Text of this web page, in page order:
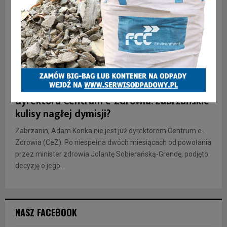
INFORMACJE
Adam Konka odwołany ze stanowiska
dyrektora Centrum e-Zdrowia. Zabrzańskie
kulisy nagłej dymisji?
Zabrzanin, Adam Konka nie jest już dyrektorem Centrum e-
Zdrowia (CeZ). Po niespełna dwóch miesiącach od powołania
przez minister zdrowia Jolantę Sobierańską-Grendę, podjęto
decyzję o jego...
NASZ FACEBOOK